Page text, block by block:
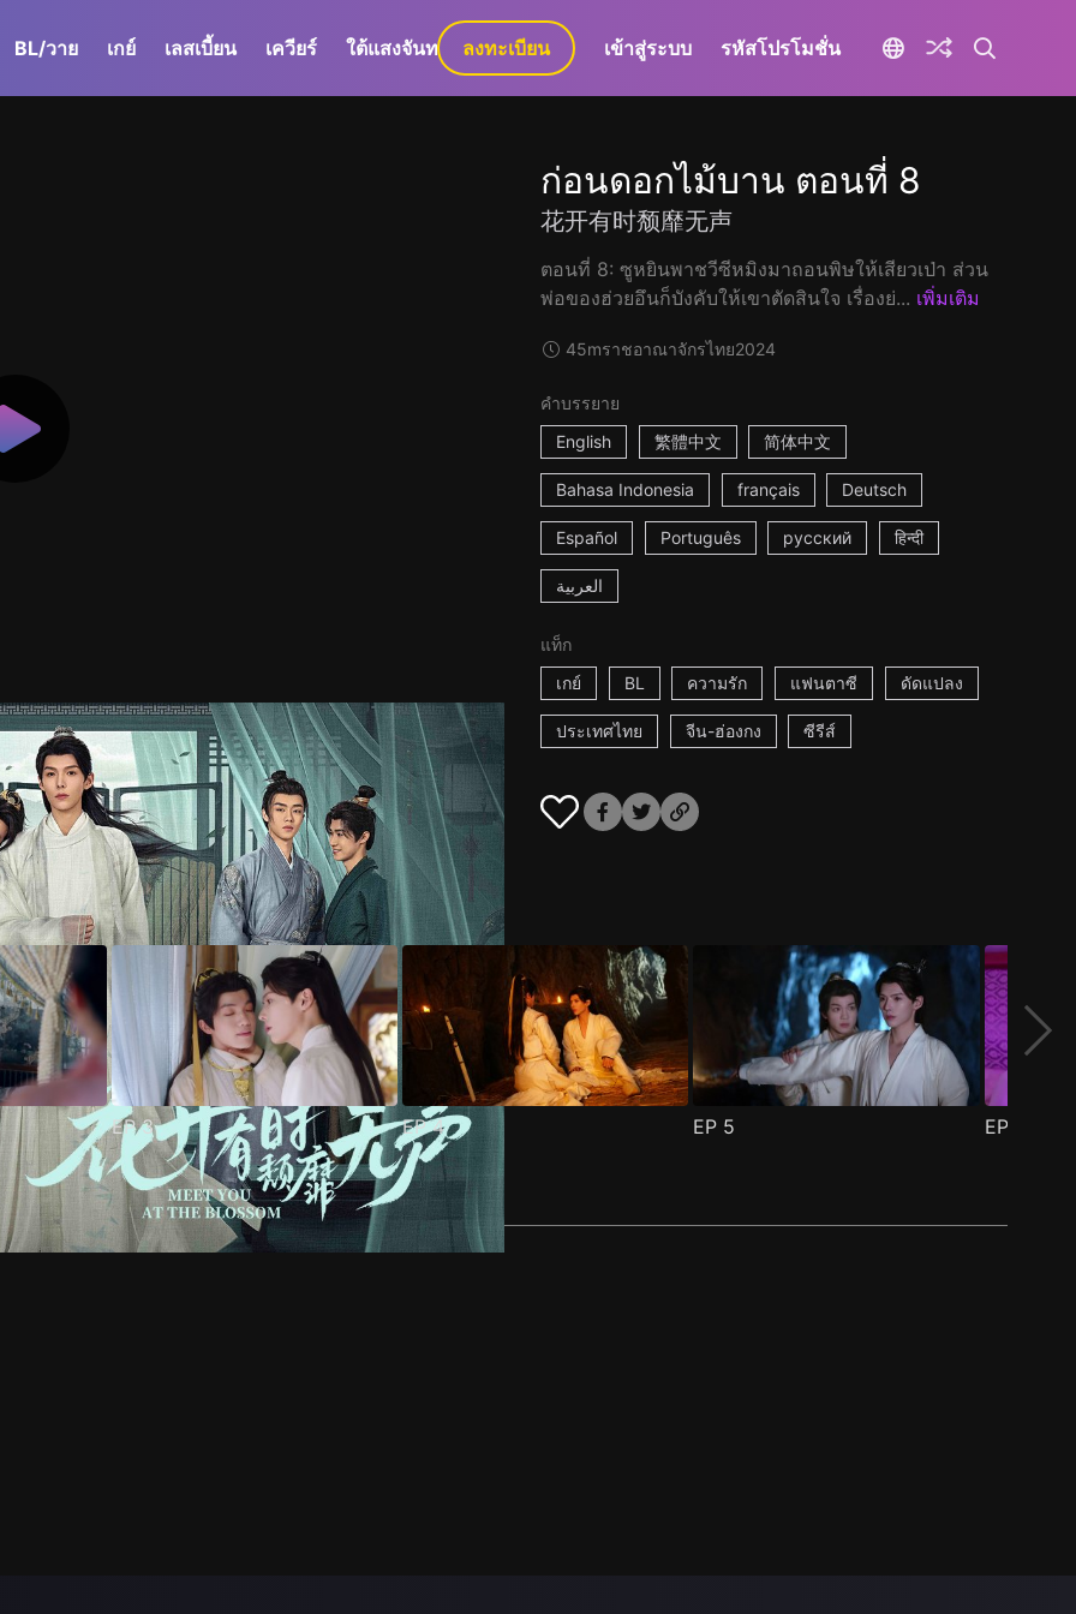
BL/วาย เกย์ เลสเบี้ยน เควียร์ ใต้แสงจันทร์ GaLa+
ลงทะเบียน เข้าสู่ระบบ รหัสโปรโมชั่น
ก่อนดอกไม้บาน ตอนที่ 8
花开有时颓靡无声
ตอนที่ 8: ซูหยินพาชวีซีหมิงมาถอนพิษให้เสียวเป่า ส่วน
พ่อของฮ่วยอึนก็บังคับให้เขาตัดสินใจ เรื่องย่... เพิ่มเติม
45mราชอาณาจักรไทย2024
คำบรรยาย
English
繁體中文 简体中文
Bahasa Indonesia français Deutsch
Español Português русский हिन्दी
العربية
แท็ก
เกย์
BL ความรัก แฟนตาซี ดัดแปลง
ประเทศไทย จีน-ฮ่องกง ซีรีส์
EP3 EP4 EP 5 EP